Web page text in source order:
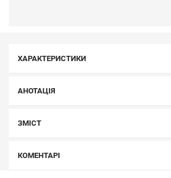
ХАРАКТЕРИСТИКИ
АНОТАЦІЯ
ЗМІСТ
КОМЕНТАРІ